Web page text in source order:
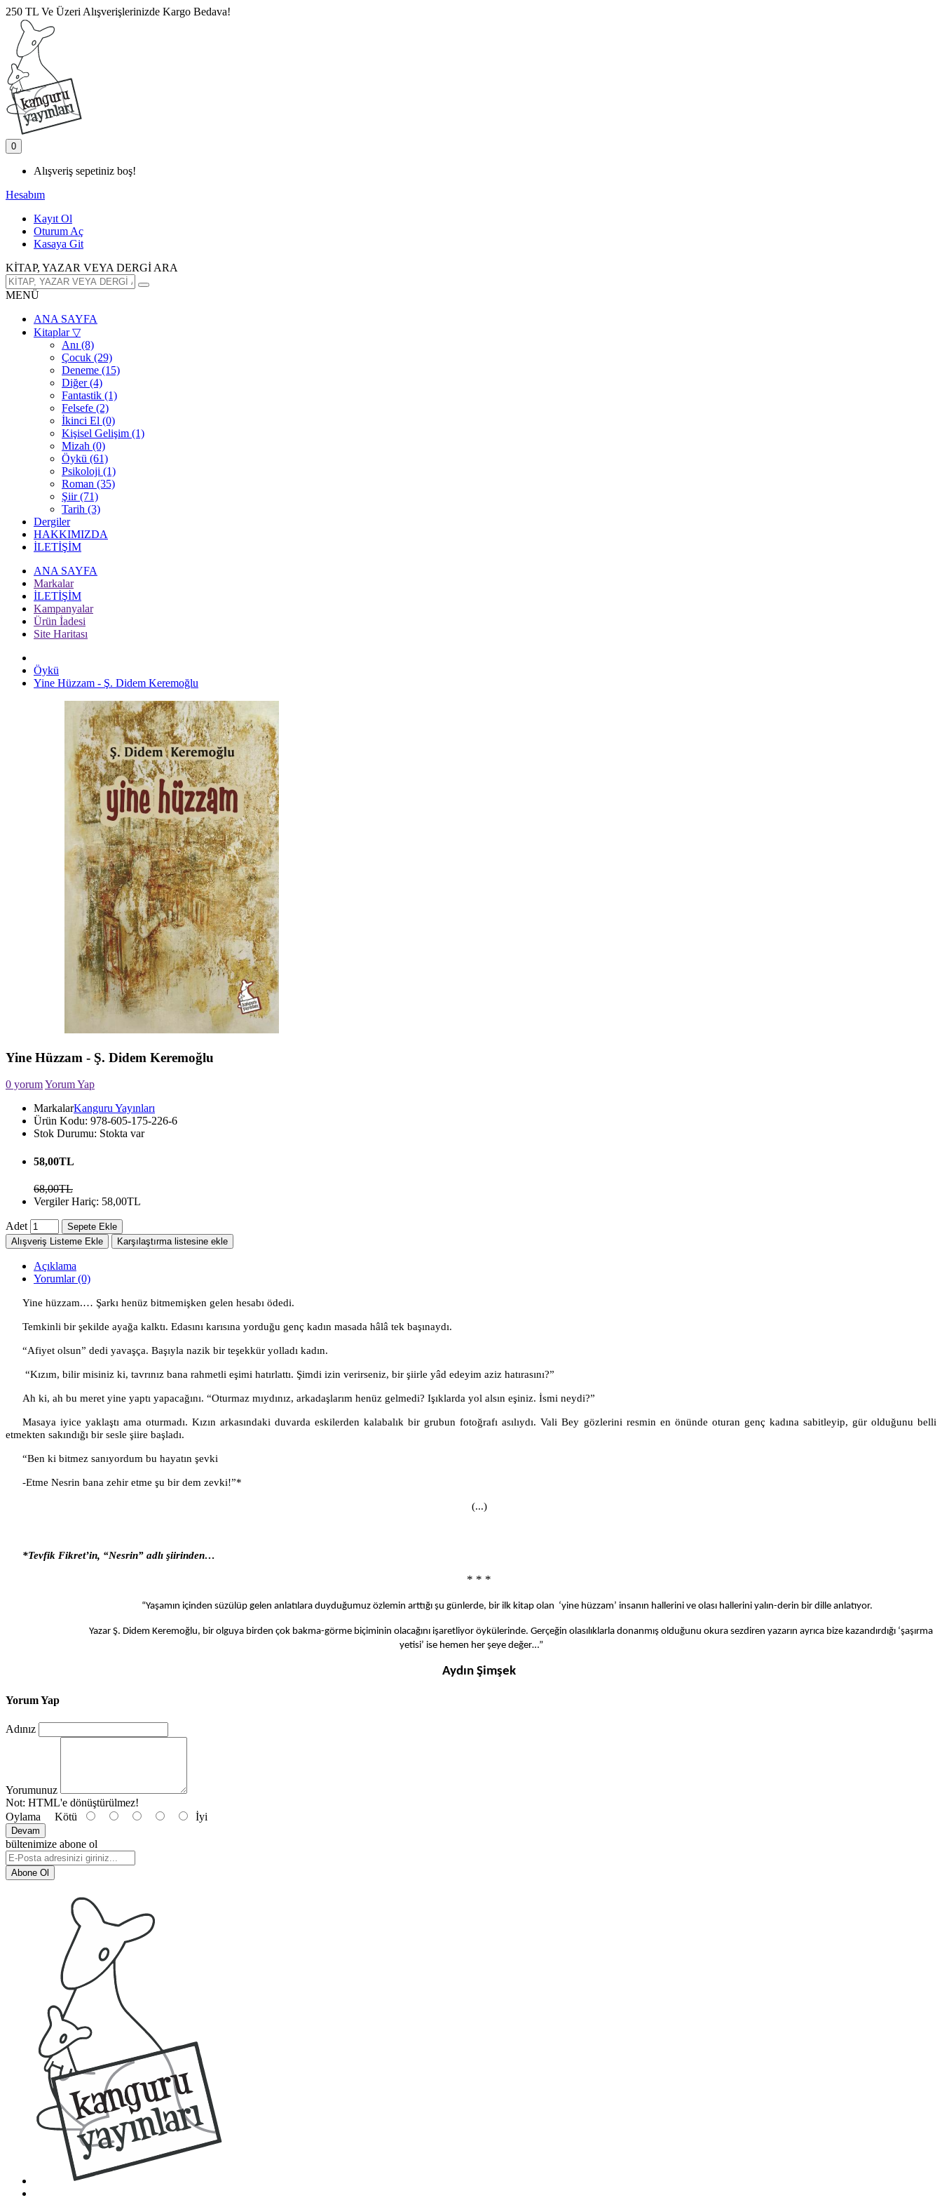
250 TL Ve Üzeri Alışverişlerinizde Kargo Bedava!
0
Alışveriş sepetiniz boş!
Hesabım
Kayıt Ol
Oturum Aç
Kasaya Git
KİTAP, YAZAR VEYA DERGİ ARA
MENÜ
ANA SAYFA
Kitaplar▽
Anı (8)
Çocuk (29)
Deneme (15)
Diğer (4)
Fantastik (1)
Felsefe (2)
İkinci El (0)
Kişisel Gelişim (1)
Mizah (0)
Öykü (61)
Psikoloji (1)
Roman (35)
Şiir (71)
Tarih (3)
Dergiler
HAKKIMIZDA
İLETİŞİM
ANA SAYFA
Markalar
İLETİŞİM
Kampanyalar
Ürün İadesi
Site Haritası
Öykü
Yine Hüzzam - Ş. Didem Keremoğlu
Yine Hüzzam - Ş. Didem Keremoğlu
0 yorumYorum Yap
MarkalarKanguru Yayınları
Ürün Kodu: 978-605-175-226-6
Stok Durumu: Stokta var
58,00TL
68,00TL
Vergiler Hariç: 58,00TL
Adet
Sepete Ekle
Alışveriş Listeme Ekle
Karşılaştırma listesine ekle
Açıklama
Yorumlar (0)
Yine hüzzam.… Şarkı henüz bitmemişken gelen hesabı ödedi.
Temkinli bir şekilde ayağa kalktı. Edasını karısına yorduğu genç kadın masada hâlâ tek başınaydı.
“Afiyet olsun” dedi yavaşça. Başıyla nazik bir teşekkür yolladı kadın.
“Kızım, bilir misiniz ki, tavrınız bana rahmetli eşimi hatırlattı. Şimdi izin verirseniz, bir şiirle yâd edeyim aziz hatırasını?”
Ah ki, ah bu meret yine yaptı yapacağını. “Oturmaz mıydınız, arkadaşlarım henüz gelmedi? Işıklarda yol alsın eşiniz. İsmi neydi?”
Masaya iyice yaklaştı ama oturmadı. Kızın arkasındaki duvarda eskilerden kalabalık bir grubun fotoğrafı asılıydı. Vali Bey gözlerini resmin en önünde oturan genç kadına sabitleyip, gür olduğunu belli
etmekten sakındığı bir sesle şiire başladı.
“Ben ki bitmez sanıyordum bu hayatın şevki
-Etme Nesrin bana zehir etme şu bir dem zevki!”*
(...)
*Tevfik Fikret’in, “Nesrin” adlı şiirinden…
* * *
“Yaşamın içinden süzülüp gelen anlatılara duyduğumuz özlemin arttığı şu günlerde, bir ilk kitap olan ‘yine hüzzam’ insanın hallerini ve olası hallerini yalın-derin bir dille anlatıyor.
Yazar Ş. Didem Keremoğlu, bir olguya birden çok bakma-görme biçiminin olacağını işaretliyor öykülerinde. Gerçeğin olasılıklarla donanmış olduğunu okura sezdiren yazarın ayrıca bize kazandırdığı ‘şaşırma
yetisi’ ise hemen her şeye değer…”
Aydın Şimşek
Yorum Yap
Adınız
Yorumunuz
Not: HTML'e dönüştürülmez!
Oylama Kötü İyi
Devam
bültenimize abone ol
Abone Ol